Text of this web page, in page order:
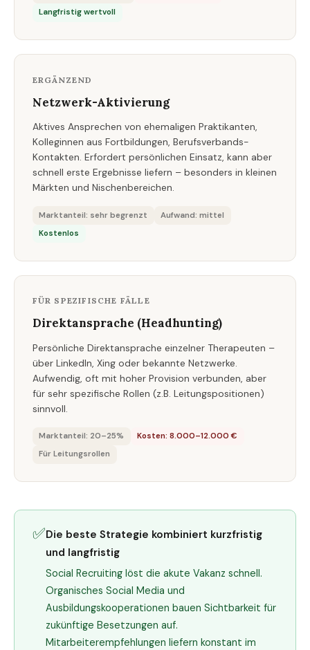
Langfristig wertvoll
ERGÄNZEND
Netzwerk-Aktivierung
Aktives Ansprechen von ehemaligen Praktikanten,
Kolleginnen aus Fortbildungen, Berufsverbands-
Kontakten. Erfordert persönlichen Einsatz, kann aber
schnell erste Ergebnisse liefern – besonders in kleinen
Märkten und Nischenbereichen.
Marktanteil: sehr begrenzt
Aufwand: mittel
Kostenlos
FÜR SPEZIFISCHE FÄLLE
Direktansprache (Headhunting)
Persönliche Direktansprache einzelner Therapeuten –
über LinkedIn, Xing oder bekannte Netzwerke.
Aufwendig, oft mit hoher Provision verbunden, aber
für sehr spezifische Rollen (z.B. Leitungspositionen)
sinnvoll.
Marktanteil: 20–25%
Kosten: 8.000–12.000 €
Für Leitungsrollen
✅Die beste Strategie kombiniert kurzfristig
und langfristig
Social Recruiting löst die akute Vakanz schnell.
Organisches Social Media und
Ausbildungskooperationen bauen Sichtbarkeit für
zukünftige Besetzungen auf.
Mitarbeiterempfehlungen liefern konstant im